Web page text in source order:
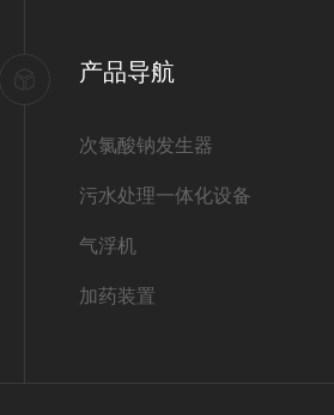
产品导航
次氯酸钠发生器
污水处理一体化设备
气浮机
加药装置